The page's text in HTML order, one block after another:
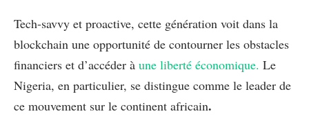
Tech-savvy et proactive, cette génération voit dans la
blockchain une opportunité de contourner les obstacles
financiers et d’accéder à une liberté économique. Le
Nigeria, en particulier, se distingue comme le leader de
ce mouvement sur le continent africain.